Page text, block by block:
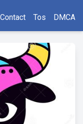
Contact Tos DMCA